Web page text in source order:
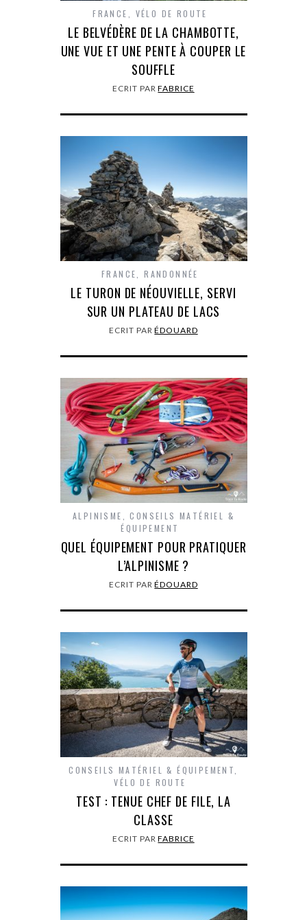
FRANCE, VÉLO DE ROUTE
LE BELVÉDÈRE DE LA CHAMBOTTE,
UNE VUE ET UNE PENTE À COUPER LE
SOUFFLE
ECRIT PARFABRICE
FRANCE,RANDONNÉE
LE TURON DE NÉOUVIELLE, SERVI
SUR UN PLATEAU DE LACS
ECRIT PARÉDOUARD
ALPINISME,CONSEILS MATÉRIEL &
ÉQUIPEMENT
QUEL ÉQUIPEMENT POUR PRATIQUER
L’ALPINISME ?
ECRIT PARÉDOUARD
CONSEILS MATÉRIEL & ÉQUIPEMENT,
VÉLO DE ROUTE
TEST : TENUE CHEF DE FILE, LA
CLASSE
ECRIT PARFABRICE